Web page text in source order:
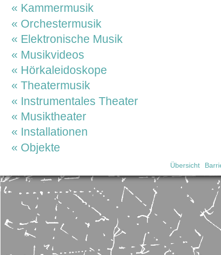
Kammermusik
Orchestermusik
Elektronische Musik
Musikvideos
Hörkaleidoskope
Theatermusik
Instrumentales Theater
Musiktheater
Installationen
Objekte
Übersicht